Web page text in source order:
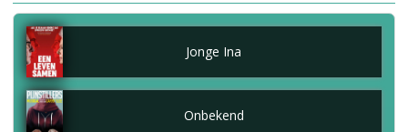
Jonge Ina
Onbekend